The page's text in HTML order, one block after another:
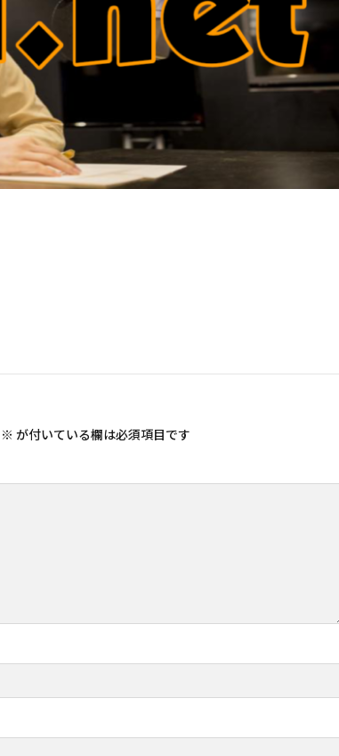
※ が付いている欄は必須項目です